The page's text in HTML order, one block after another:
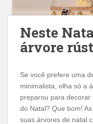
Neste
árvore
Se você prefere uma
minimalista, olha só a
preparou para decorar
do Natal? Que bom!
suas árvores de natal